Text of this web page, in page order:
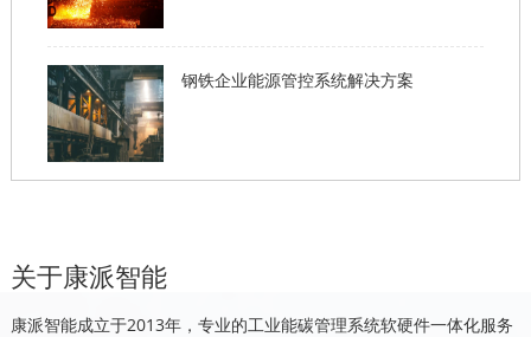
钢铁企业能源管控系统解决方案
关于康派智能
康派智能成立于2013年，专业的工业能碳管理系统软硬件一体化服务